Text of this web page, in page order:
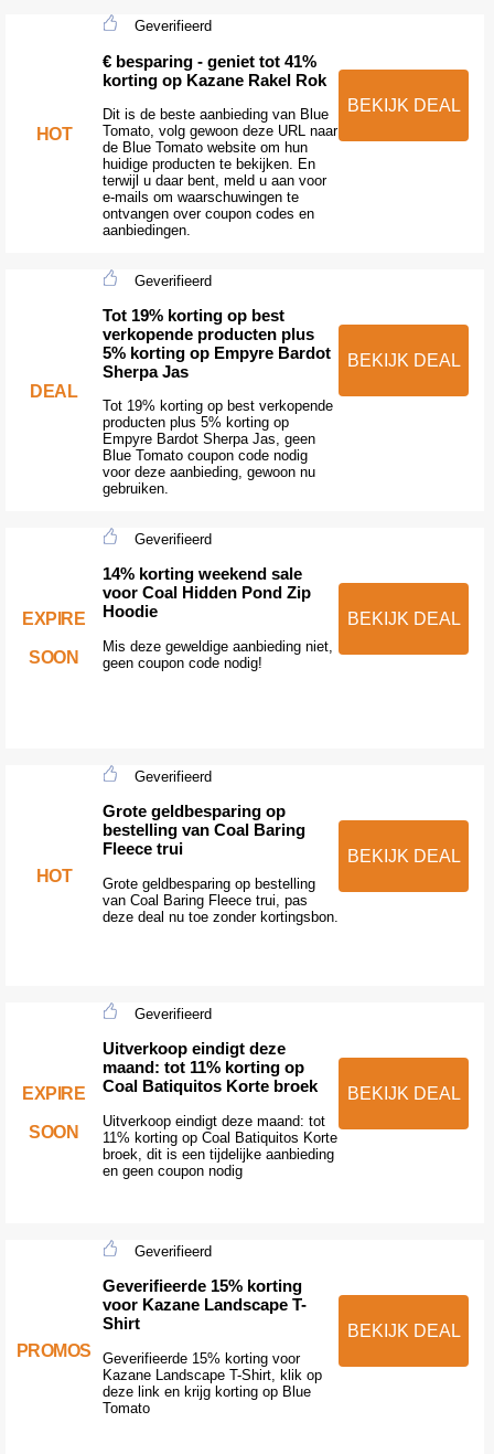
HOT
Geverifieerd
€ besparing - geniet tot 41%
korting op Kazane Rakel Rok
Dit is de beste aanbieding van Blue
Tomato, volg gewoon deze URL naar
de Blue Tomato website om hun
huidige producten te bekijken. En
terwijl u daar bent, meld u aan voor
e-mails om waarschuwingen te
ontvangen over coupon codes en
aanbiedingen.
BEKIJK DEAL
DEAL
Geverifieerd
Tot 19% korting op best
verkopende producten plus
5% korting op Empyre Bardot
Sherpa Jas
Tot 19% korting op best verkopende
producten plus 5% korting op
Empyre Bardot Sherpa Jas, geen
Blue Tomato coupon code nodig
voor deze aanbieding, gewoon nu
gebruiken.
BEKIJK DEAL
EXPIRE
SOON
Geverifieerd
14% korting weekend sale
voor Coal Hidden Pond Zip
Hoodie
Mis deze geweldige aanbieding niet,
geen coupon code nodig!
BEKIJK DEAL
HOT
Geverifieerd
Grote geldbesparing op
bestelling van Coal Baring
Fleece trui
Grote geldbesparing op bestelling
van Coal Baring Fleece trui, pas
deze deal nu toe zonder kortingsbon.
BEKIJK DEAL
EXPIRE
SOON
Geverifieerd
Uitverkoop eindigt deze
maand: tot 11% korting op
Coal Batiquitos Korte broek
Uitverkoop eindigt deze maand: tot
11% korting op Coal Batiquitos Korte
broek, dit is een tijdelijke aanbieding
en geen coupon nodig
BEKIJK DEAL
PROMOS
Geverifieerd
Geverifieerde 15% korting
voor Kazane Landscape T-
Shirt
Geverifieerde 15% korting voor
Kazane Landscape T-Shirt, klik op
deze link en krijg korting op Blue
Tomato
BEKIJK DEAL